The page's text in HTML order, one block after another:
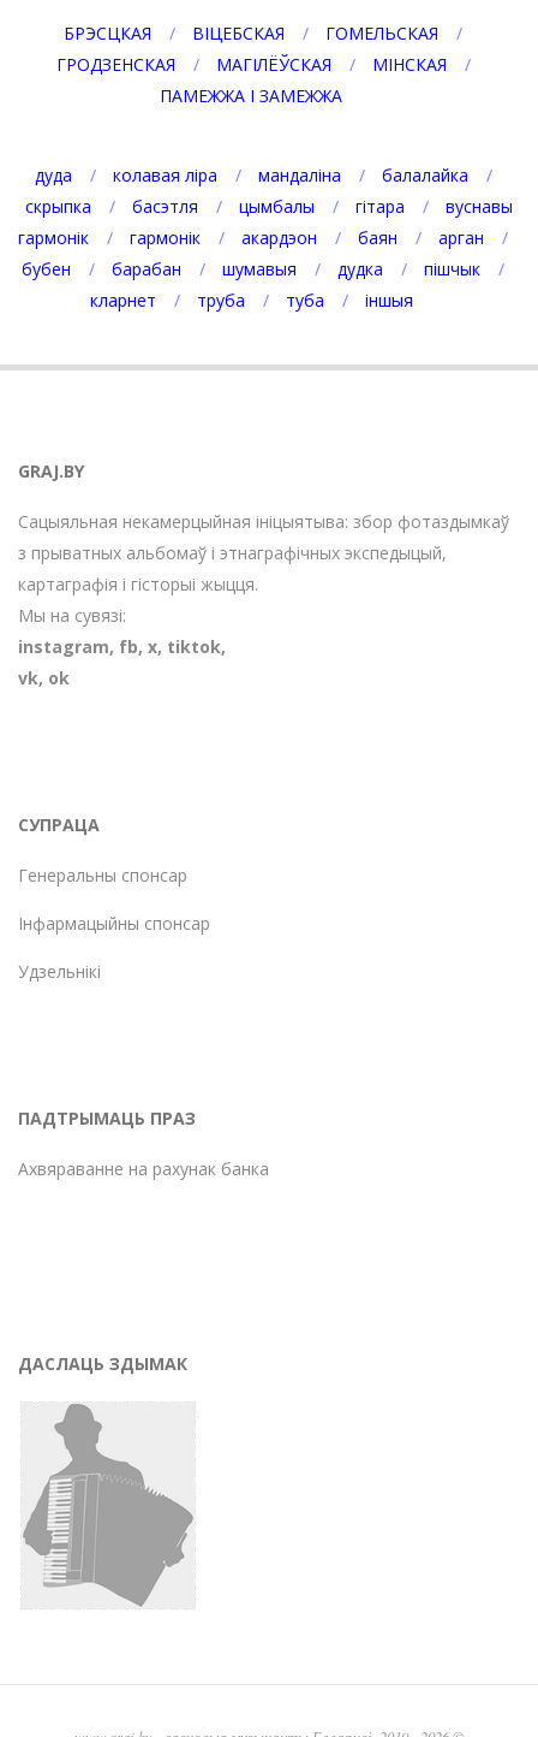
БРЭСЦКАЯ ВІЦЕБСКАЯ
ГОМЕЛЬСКАЯ
ГРОДЗЕНСКАЯ
МАГІЛЁЎСКАЯ
МІНСКАЯ
ПАМЕЖЖА І ЗАМЕЖЖА
дуда колавая ліра мандаліна
балалайка
скрыпка
басэтля цымбалы гітара
вуснавы
гармонік
гармонік акардэон баян
арган
бубен
барабан шумавыя дудка
пішчык
кларнет
труба туба іншыя
GRAJ.BY
Сацыяльная некамерцыйная ініцыятыва: збор фотаздымкаў
з прыватных альбомаў і этнаграфічных экспедыцый,
картаграфія і гісторыі жыцця.
Мы на сувязі:
instagram, fb, х, tiktok,
vk, ok
СУПРАЦА
Генеральны спонсар
Інфармацыйны спонсар
Удзельнікі
ПАДТРЫМАЦЬ ПРАЗ
Ахвяраванне на рахунак банка
ДАСЛАЦЬ ЗДЫМАК